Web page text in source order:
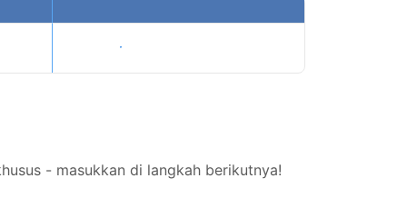
Tampilkan harga
- masukkan di langkah berikutnya!